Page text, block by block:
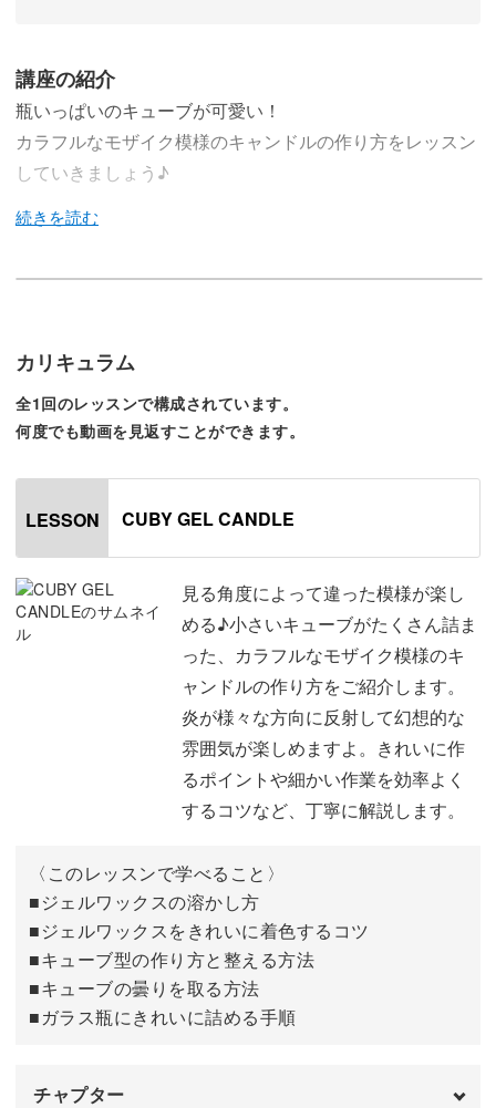
講座の紹介
瓶いっぱいのキューブが可愛い！
カラフルなモザイク模様のキャンドルの作り方をレッスン
していきましょう♪
ーしていきます♪
見る角度によって違った模様が楽しめるモザイクキャンド
炎が様々な方向に反射して幻想的な雰囲気に。
してくれます。
今回はこれまでよりも細かい作業が多くなりますが、
完成したときの嬉しさは格別！コツコツと頑張って作りま
きれいに作るポイントや細かい作業を効率よくするコツな
Maro先生がわかりやすく丁寧に解説していきますよ♪
具体的なポイントは、
◆ジェルワックスの溶かし方
◆ジェルワックスをきれいに着色するコツ
◆キューブ型の作り方と整える方法
カリキュラム
全1回のレッスンで構成されています。
何度でも動画を見返すことができます。
LESSON CUBY GEL CANDLE
見る角度によって違った模様が楽し
める♪小さいキューブがたくさん詰ま
った、カラフルなモザイク模様のキ
ャンドルの作り方をご紹介します。
炎が様々な方向に反射して幻想的な
雰囲気が楽しめますよ。きれいに作
るポイントや細かい作業を効率よく
するコツなど、丁寧に解説します。
〈このレッスンで学べること〉
■ジェルワックスの溶かし方
■ジェルワックスをきれいに着色するコツ
■キューブ型の作り方と整える方法
■キューブの曇りを取る方法
■ガラス瓶にきれいに詰める手順
チャプター